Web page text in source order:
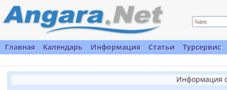
Главная Календарь Информация Статьи Турсервис
Информация